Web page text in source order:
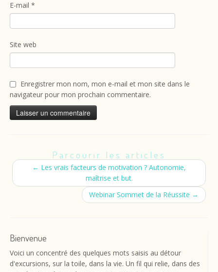
E-mail *
Site web
Enregistrer mon nom, mon e-mail et mon site dans le
navigateur pour mon prochain commentaire.
Parcourir les articles
← Les vrais facteurs de motivation ? Autonomie,
maîtrise et but.
Webinar Sommet de la Réussite →
Bienvenue
Voici un concentré des quelques mots saisis au détour
d'excursions, sur la toile, dans la vie. Un fil qui relie, dans des